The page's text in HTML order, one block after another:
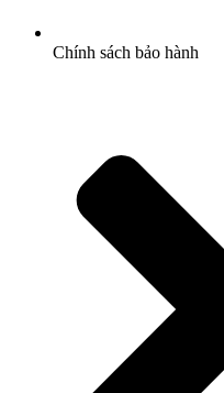
Chính sách bảo hành